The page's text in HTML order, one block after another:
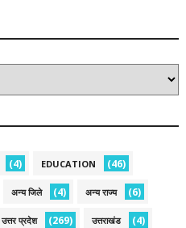
(4) EDUCATION (46)
अन्य जिले (4) अन्य राज्य (6)
उत्तर प्रदेश (269) उत्तराखंड (4)